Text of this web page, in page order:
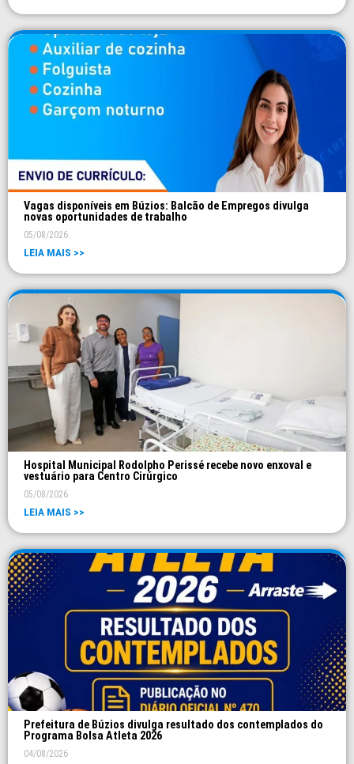
Vagas disponíveis em Búzios: Balcão de Empregos divulga
novas oportunidades de trabalho
05/08/2026
LEIA MAIS >>
Hospital Municipal Rodolpho Perissé recebe novo enxoval e
vestuário para Centro Cirúrgico
05/08/2026
LEIA MAIS >>
Prefeitura de Búzios divulga resultado dos contemplados do
Programa Bolsa Atleta 2026
04/08/2026